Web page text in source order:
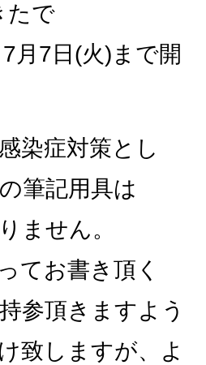
たで
月7日(火)まで開
染症対策とし
筆記用具は
ません。
てお書き頂く
参頂きますよう
致しますが、よ